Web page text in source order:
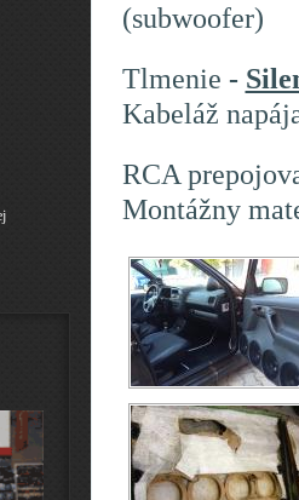
(subwoofer)
Tlmenie -
Kabeláž
RCA
Montážny